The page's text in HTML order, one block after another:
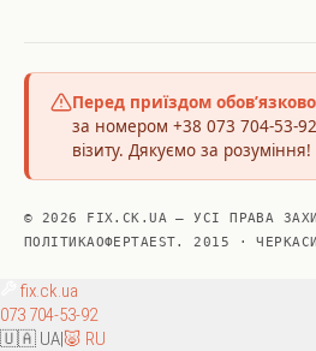
Перед приїздом
за номером +38 073 704-53-
візиту. Дякуємо за розуміння!
© 2026 FIX.CK.UA — УСІ ПРАВА
ПОЛІТИКАОФЕРТАEST. 2015 · ЧЕРКАСИ
fix.ck.ua
073 704-53-92
🇺🇦 UA|🐷 RU